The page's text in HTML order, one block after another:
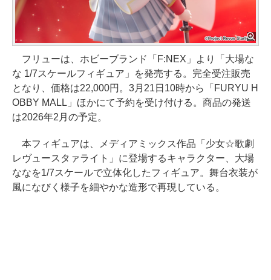
フリューは、ホビーブランド「F:NEX」より「大場な
な 1/7スケールフィギュア」を発売する。完全受注販売
となり、価格は22,000円。3月21日10時から「FURYU H
OBBY MALL」ほかにて予約を受け付ける。商品の発送
は2026年2月の予定。
本フィギュアは、メディアミックス作品「少女☆歌劇
レヴュースタァライト」に登場するキャラクター、大場
ななを1/7スケールで立体化したフィギュア。舞台衣装が
風になびく様子を細やかな造形で再現している。